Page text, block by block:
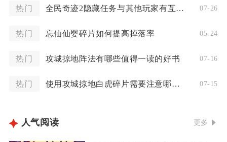
热门 全民奇迹2隐藏任务与其他玩家有互动吗 07-26
热门 忘仙仙婴碎片如何提高掉落率 05-24
热门 攻城掠地阵法有哪些值得一读的好书 07-16
热门 使用攻城掠地白虎碎片需要注意哪些要点 07-15
人气阅读 更多